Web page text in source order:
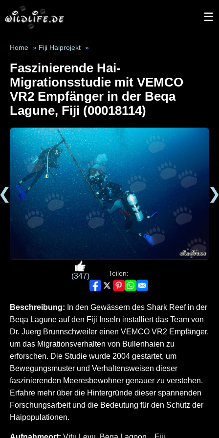
☰
Home » Fiji Haiprojekt »
Faszinierende Hai-
Migrationsstudie mit VEMCO
VR2 Empfänger in der Beqa
Lagune, Fiji (00018114)
(347) Teilen:
Beschreibung: In den Gewässern des Shark Reef in der
Beqa Lagune auf den Fiji Inseln installiert das Team von
Dr. Juerg Brunnschweiler einen VEMCO VR2 Empfänger,
um das Migrationsverhalten von Bullenhaien zu
erforschen. Die Studie wurde 2004 gestartet, um
Bewegungsmuster und Verhaltensweisen dieser
faszinierenden Meeresbewohner genauer zu verstehen.
Erfahre mehr über die Hintergründe dieser spannenden
Forschungsarbeit und die Bedeutung für den Schutz der
Haipopulationen.